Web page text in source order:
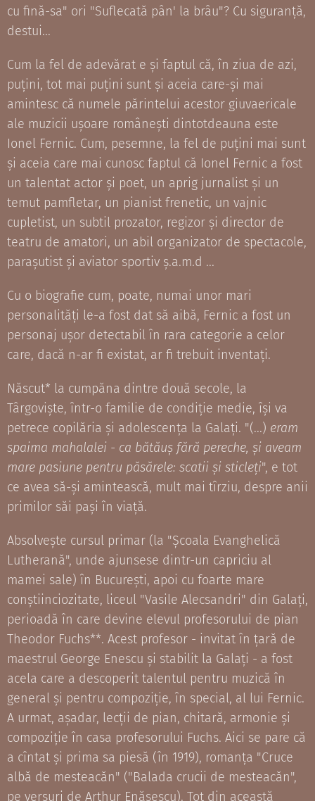
cu fină-sa" ori "Suflecată pân' la brâu"? Cu siguranță,
destui...
Cum la fel de adevărat e și faptul că, în ziua de azi,
puțini, tot mai puțini sunt și aceia care-și mai
amintesc că numele părintelui acestor giuvaericale
ale muzicii ușoare românești dintotdeauna este
Ionel Fernic. Cum, pesemne, la fel de puțini mai sunt
și aceia care mai cunosc faptul că Ionel Fernic a fost
un talentat actor și poet, un aprig jurnalist și un
temut pamfletar, un pianist frenetic, un vajnic
cupletist, un subtil prozator, regizor și director de
teatru de amatori, un abil organizator de spectacole,
parașutist și aviator sportiv ș.a.m.d ...
Cu o biografie cum, poate, numai unor mari
personalități le-a fost dat să aibă, Fernic a fost un
personaj ușor detectabil în rara categorie a celor
care, dacă n-ar fi existat, ar fi trebuit inventați.
Născut* la cumpăna dintre două secole, la
Târgoviște, într-o familie de condiție medie, își va
petrece copilăria și adolescența la Galați. "(...) eram
spaima mahalalei - ca bătăuș fără pereche, și aveam
mare pasiune pentru păsărele: scatii și sticleți", e tot
ce avea să-și amintească, mult mai tîrziu, despre anii
primilor săi pași în viață.
Absolvește cursul primar (la "Școala Evanghelică
Lutherană", unde ajunsese dintr-un capriciu al
mamei sale) în București, apoi cu foarte mare
conștiinciozitate, liceul "Vasile Alecsandri" din Galați,
perioadă în care devine elevul profesorului de pian
Theodor Fuchs**. Acest profesor - invitat în țară de
maestrul George Enescu și stabilit la Galați - a fost
acela care a descoperit talentul pentru muzică în
general și pentru compoziție, în special, al lui Fernic.
A urmat, așadar, lecții de pian, chitară, armonie și
compoziție în casa profesorului Fuchs. Aici se pare că
a cîntat și prima sa piesă (în 1919), romanța "Cruce
albă de mesteacăn" ("Balada crucii de mesteacăn",
pe versuri de Arthur Enășescu). Tot din această